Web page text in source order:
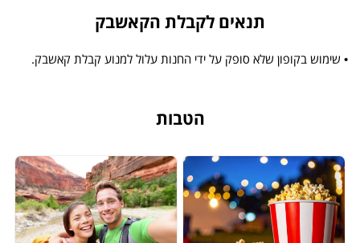
תנאים לקבלת הקאשבק
• שימוש בקופון שלא סופק על ידי החנות עלול למנוע קבלת קאשבק.
הטבות